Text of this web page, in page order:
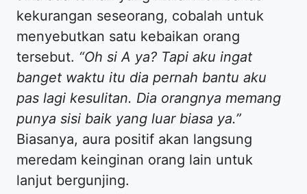
kekurangan seseorang, cobalah untuk
menyebutkan satu kebaikan orang
tersebut. “Oh si A ya? Tapi aku ingat
banget waktu itu dia pernah bantu aku
pas lagi kesulitan. Dia orangnya memang
punya sisi baik yang luar biasa ya.”
Biasanya, aura positif akan langsung
meredam keinginan orang lain untuk
lanjut bergunjing.